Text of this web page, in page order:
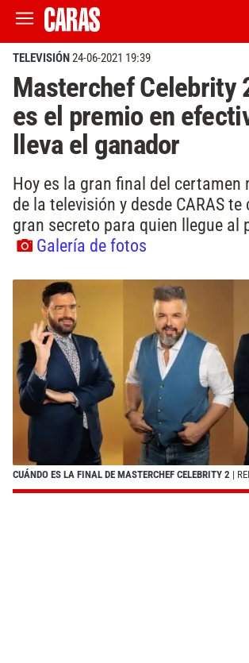
TELEVISIÓN24-06-2021 19:39
Masterchef Celebrity
es el premio en
lleva el ganador
Hoy es la gran final del certamen
de la televisión y desde CARAS
gran secreto para quien llegue al
Galería de fotos
CUÁNDO ES LA FINAL DE MASTERCHEF CELEBRITY 2 |